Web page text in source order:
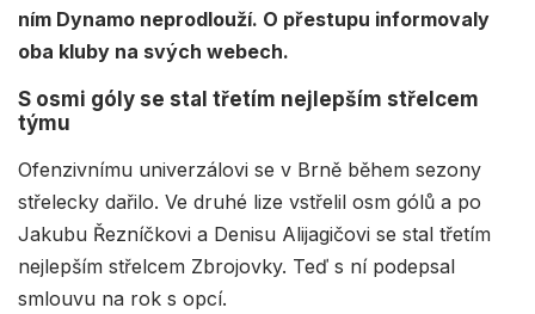
ním Dynamo neprodlouží. O přestupu informovaly
oba kluby na svých webech.
S osmi góly se stal třetím nejlepším střelcem
týmu
Ofenzivnímu univerzálovi se v Brně během sezony
střelecky dařilo. Ve druhé lize vstřelil osm gólů a po
Jakubu Řezníčkovi a Denisu Alijagičovi se stal třetím
nejlepším střelcem Zbrojovky. Teď s ní podepsal
smlouvu na rok s opcí.